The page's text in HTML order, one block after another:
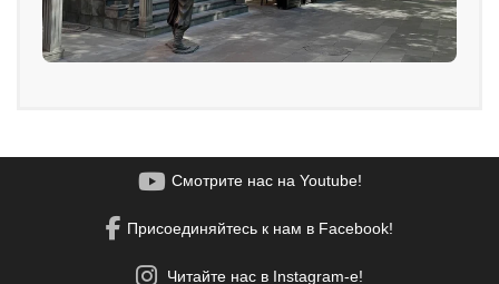
Смотрите нас на Youtube!
Присоединяйтесь к нам в Facebook!
Читайте нас в Instagram-е!